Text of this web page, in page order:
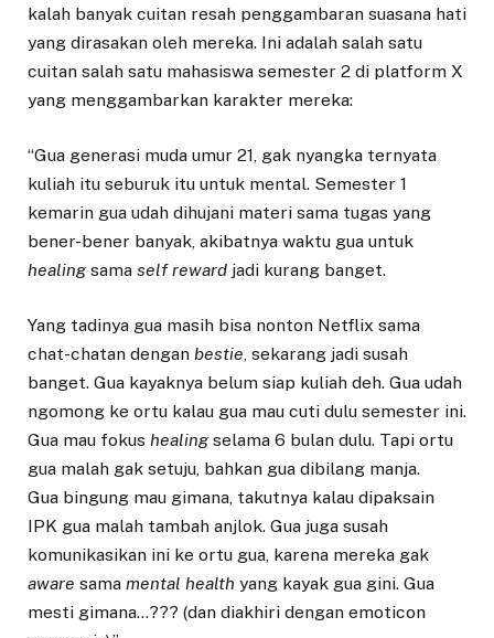
kalah banyak cuitan resah penggambaran suasana hati
yang dirasakan oleh mereka. Ini adalah salah satu
cuitan salah satu mahasiswa semester 2 di platform X
yang menggambarkan karakter mereka:
“Gua generasi muda umur 21, gak nyangka ternyata
kuliah itu seburuk itu untuk mental. Semester 1
kemarin gua udah dihujani materi sama tugas yang
bener-bener banyak, akibatnya waktu gua untuk
healingsama self reward jadi kurang banget.
Yang tadinya gua masih bisa nonton Netflix sama
chat-chatan dengan bestie, sekarang jadi susah
banget. Gua kayaknya belum siap kuliah deh. Gua udah
ngomong ke ortu kalau gua mau cuti dulu semester ini.
Gua mau fokus healingselama 6 bulan dulu. Tapi ortu
gua malah gak setuju, bahkan gua dibilang manja.
Gua bingung mau gimana, takutnya kalau dipaksain
IPK gua malah tambah anjlok. Gua juga susah
komunikasikan ini ke ortu gua, karena mereka gak
aware sama mental health yang kayak gua gini. Gua
mesti gimana…??? (dan diakhiri dengan emoticon